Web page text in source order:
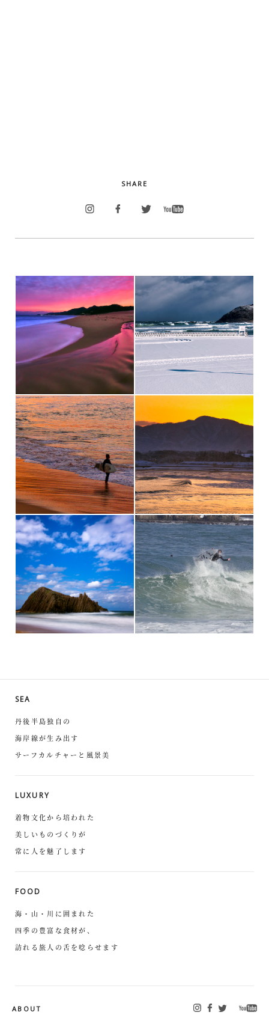
SHARE
SEA
丹後半島独自の
海岸線が生み出す
サーフカルチャーと風景美
LUXURY
着物文化から培われた
美しいものづくりが
常に人を魅了します
FOOD
海・山・川に囲まれた
四季の豊富な食材が、
訪れる旅人の舌を唸らせます
ABOUT